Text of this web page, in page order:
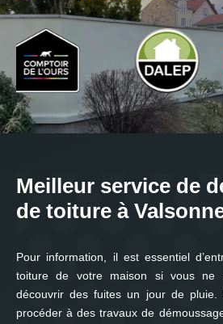
Meilleur service de
de toiture à
Pour information, il est essentiel
toiture de votre maison si vous ne
découvrir des fuites un jour de pluie.
procéder à des travaux de